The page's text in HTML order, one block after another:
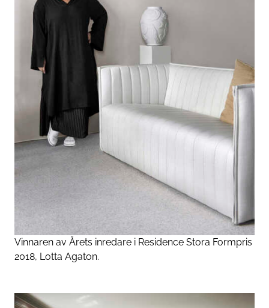
Vinnaren av Årets inredare i Residence Stora Formpris
2018, Lotta Agaton.